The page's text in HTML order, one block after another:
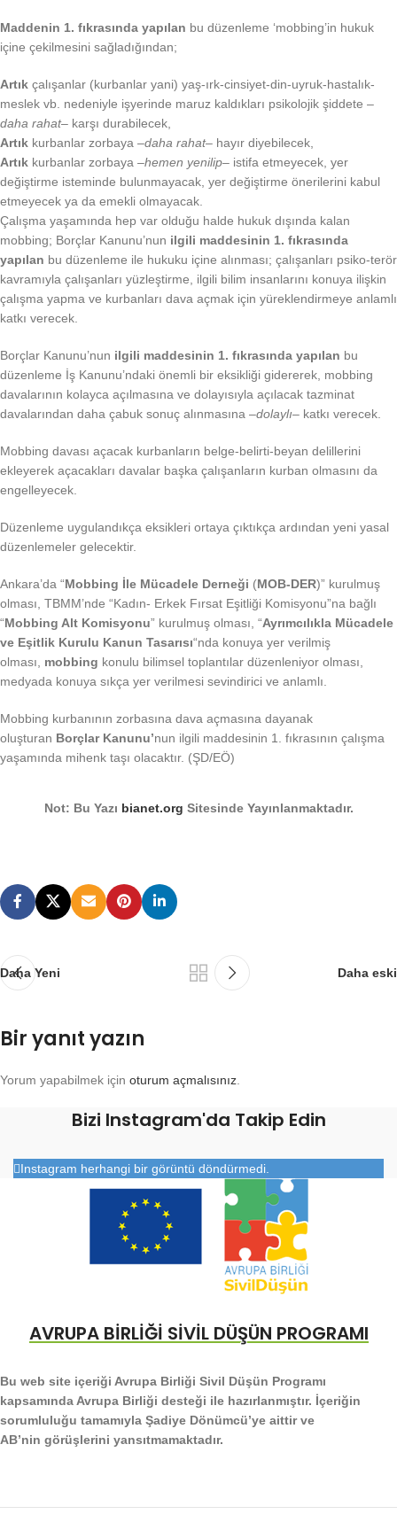
Maddenin 1. fıkrasında yapılan bu düzenleme ‘mobbing’in hukuk
içine çekilmesini sağladığından;
Artık çalışanlar (kurbanlar yani) yaş-ırk-cinsiyet-din-uyruk-hastalık-
meslek vb. nedeniyle işyerinde maruz kaldıkları psikolojik şiddete –
daha rahat– karşı durabilecek,
Artık kurbanlar zorbaya –daha rahat– hayır diyebilecek,
Artık kurbanlar zorbaya –hemen yenilip– istifa etmeyecek, yer
değiştirme isteminde bulunmayacak, yer değiştirme önerilerini kabul
etmeyecek ya da emekli olmayacak.
Çalışma yaşamında hep var olduğu halde hukuk dışında kalan
mobbing; Borçlar Kanunu’nun ilgili maddesinin 1. fıkrasında
yapılan bu düzenleme ile hukuku içine alınması; çalışanları psiko-terör
kavramıyla çalışanları yüzleştirme, ilgili bilim insanlarını konuya ilişkin
çalışma yapma ve kurbanları dava açmak için yüreklendirmeye anlamlı
katkı verecek.
Borçlar Kanunu’nun ilgili maddesinin 1. fıkrasında yapılan bu
düzenleme İş Kanunu’ndaki önemli bir eksikliği gidererek, mobbing
davalarının kolayca açılmasına ve dolayısıyla açılacak tazminat
davalarından daha çabuk sonuç alınmasına –dolaylı– katkı verecek.
Mobbing davası açacak kurbanların belge-belirti-beyan delillerini
ekleyerek açacakları davalar başka çalışanların kurban olmasını da
engelleyecek.
Düzenleme uygulandıkça eksikleri ortaya çıktıkça ardından yeni yasal
düzenlemeler gelecektir.
Ankara’da “Mobbing İle Mücadele Derneği (MOB-DER)” kurulmuş
olması, TBMM’nde “Kadın- Erkek Fırsat Eşitliği Komisyonu”na bağlı
“Mobbing Alt Komisyonu” kurulmuş olması, “Ayrımcılıkla Mücadele
ve Eşitlik Kurulu Kanun Tasarısı“nda konuya yer verilmiş
olması, mobbing konulu bilimsel toplantılar düzenleniyor olması,
medyada konuya sıkça yer verilmesi sevindirici ve anlamlı.
Mobbing kurbanının zorbasına dava açmasına dayanak
oluşturan Borçlar Kanunu’nun ilgili maddesinin 1. fıkrasının çalışma
yaşamında mihenk taşı olacaktır. (ŞD/EÖ)
Not: Bu Yazı bianet.org Sitesinde Yayınlanmaktadır.
Daha Yeni Daha eski
Bir yanıt yazın
Yorum yapabilmek için oturum açmalısınız
Bizi Instagram'da Takip Edin
Instagram herhangi bir görüntü döndürmedi.
AVRUPA BİRLİĞİ SİVİL DÜŞÜN PROGRAMI
Bu web site içeriği Avrupa Birliği Sivil Düşün Programı
kapsamında Avrupa Birliği desteği ile hazırlanmıştır. İçeriğin
sorumluluğu tamamıyla Şadiye Dönümcü’ye aittir ve
AB’nin görüşlerini yansıtmamaktadır.